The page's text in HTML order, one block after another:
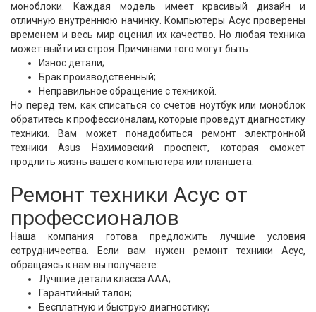
моноблоки. Каждая модель имеет красивый дизайн и
отличную внутреннюю начинку. Компьютеры Асус проверены
временем и весь мир оценил их качество. Но любая техника
может выйти из строя. Причинами того могут быть:
Износ детали;
Брак производственный;
Неправильное обращение с техникой.
Но перед тем, как списаться со счетов ноутбук или моноблок
обратитесь к профессионалам, которые проведут диагностику
техники. Вам может понадобиться ремонт электронной
техники Asus Нахимовский проспект, которая сможет
продлить жизнь вашего компьютера или планшета.
Ремонт техники Асус от
профессионалов
Наша компания готова предложить лучшие условия
сотрудничества. Если вам нужен ремонт техники Асус,
обращаясь к нам вы получаете:
Лучшие детали класса ААА;
Гарантийный талон;
Бесплатную и быструю диагностику;